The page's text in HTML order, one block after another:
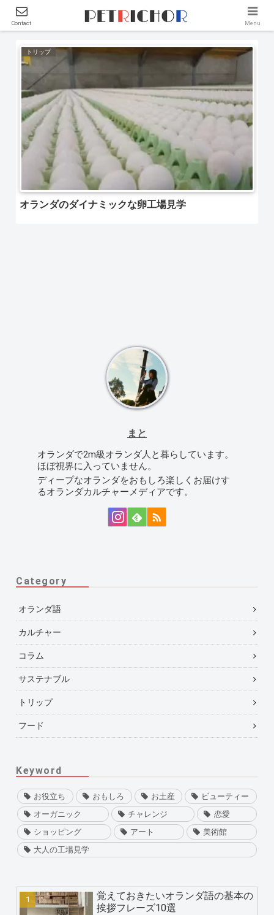
大人の工場見学
トリップ
オランダのダイナミックな卵工場見学
まと
オランダで2m級オランダ人と暮らしています。
ほぼ視界に入っていません。
ディープなオランダをおもしろ楽しくお届けす
るオランダカルチャーメディアです。
Category
オランダ語
カルチャー
コラム
サステナブル
トリップ
フード
Keyword
お役立ち おもしろ お土産
ビューティー
オーガニック
チャレンジ
恋愛
ショッピング
アート
美術館
大人の工場見学
覚えておきたいオランダ語の基本の
挨拶フレーズ10選
Contact Menu